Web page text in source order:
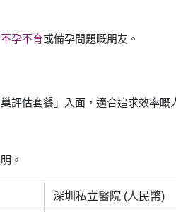
不孕不育或備孕問題嘅朋友。
評估套餐」入面，適合追求效率嘅
。
深圳私立醫院 (人民幣)